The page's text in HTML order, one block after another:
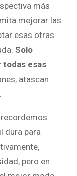
más
mejorar las
esas otras
Solo
todas esas
atascan
dura para
pero en